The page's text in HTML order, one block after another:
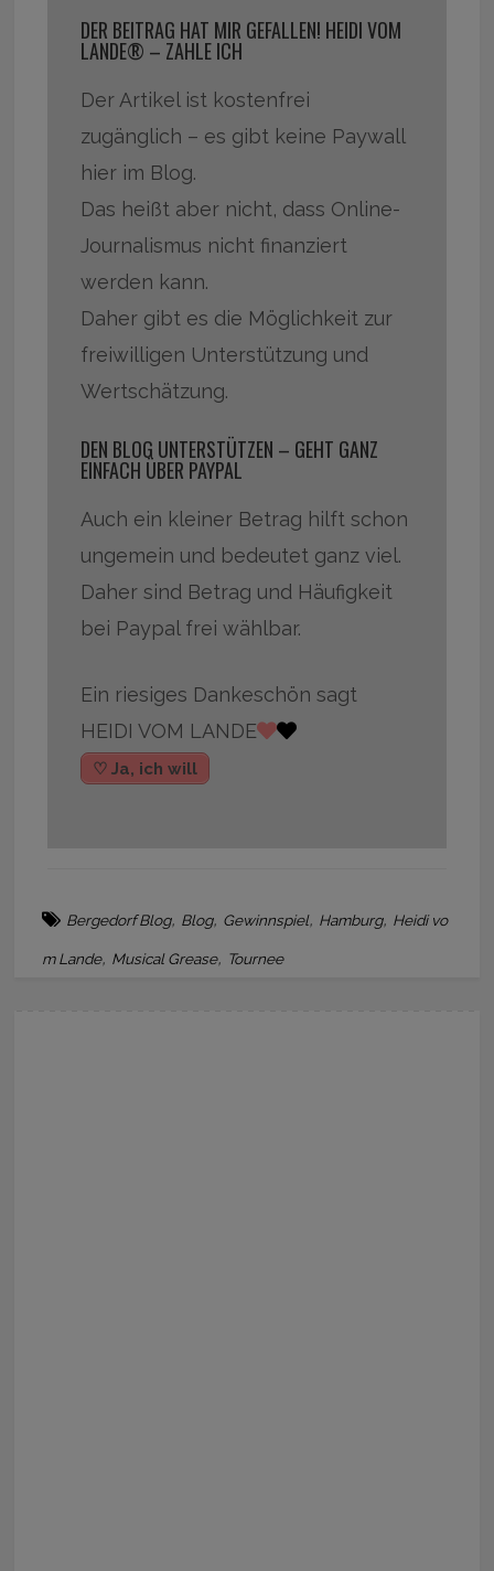
DER BEITRAG HAT MIR GEFALLEN! HEIDI VOM
LANDE® – ZAHLE ICH
Der Artikel ist kostenfrei
zugänglich – es gibt keine Paywall
hier im Blog.
Das heißt aber nicht, dass Online-
Journalismus nicht finanziert
werden kann.
Daher gibt es die Möglichkeit zur
freiwilligen Unterstützung und
Wertschätzung.
DEN BLOG UNTERSTÜTZEN – GEHT GANZ
EINFACH ÜBER PAYPAL
Auch ein kleiner Betrag hilft schon
ungemein und bedeutet ganz viel.
Daher sind Betrag und Häufigkeit
bei Paypal frei wählbar.
Ein riesiges Dankeschön sagt
HEIDI VOM LANDE
♡ Ja, ich will
Bergedorf Blog, Blog, Gewinnspiel, Hamburg, Heidi vo
m Lande, Musical Grease, Tournee